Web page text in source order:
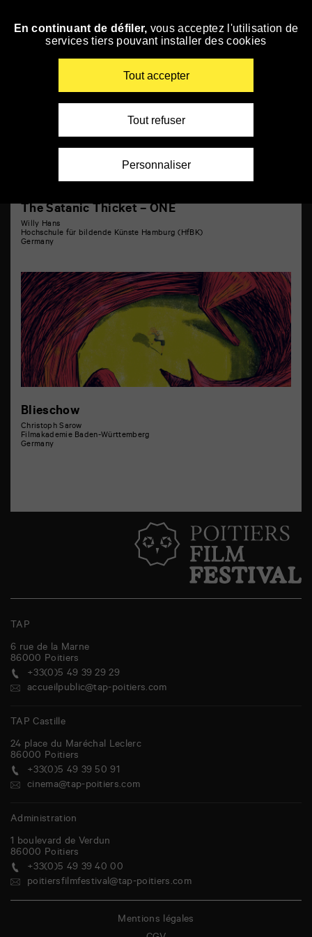
Skip
Courts métrages 9
The Satanic Thicket – ONE
Willy Hans
Hochschule für bildende Künste Hamburg (HfBK)
Germany
Blieschow
Christoph Sarow
Filmakademie Baden-Württemberg
Germany
TAP
6 rue de la Marne
86000 Poitiers
+33(0)5 49 39 29 29
accueilpublic@tap-poitiers.com
TAP Castille
24 place du Maréchal Leclerc
86000 Poitiers
+33(0)5 49 39 50 91
cinema@tap-poitiers.com
Administration
1 boulevard de Verdun
86000 Poitiers
+33(0)5 49 39 40 00
poitiersfilmfestival@tap-poitiers.com
Mentions légales
En continuant de défiler, vous acceptez l'utilisation de
services tiers pouvant installer des cookies
Tout accepter
Tout refuser
Personnaliser